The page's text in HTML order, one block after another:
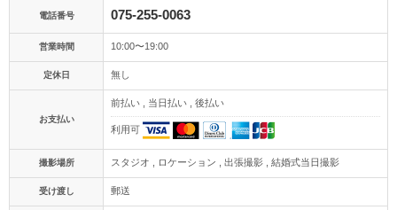
電話番号 075-255-0063
営業時間 10:00〜19:00
定休日 無し
お支払い
前払い , 当日払い , 後払い
利用可
撮影場所 スタジオ , ロケーション , 出張撮影 , 結婚式当日撮影
受け渡し 郵送